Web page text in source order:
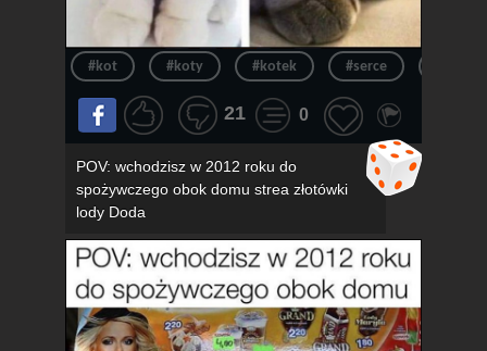
#kot #koty #kotek #serce
21 0
POV: wchodzisz w 2012 roku do
spożywczego obok domu strea złotówki
lody Doda